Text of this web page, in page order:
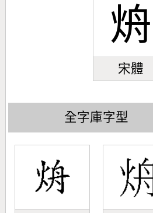
烐
宋體
全字庫字型